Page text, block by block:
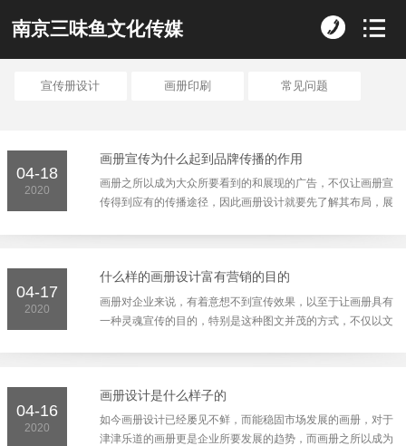
南京三味鱼文化传媒
宣传册设计 画册印刷 常见问题
04-18
2020
画册宣传为什么起到品牌传播的作用
画册之所以成为大众所要看到的和展现的广告，不仅让画册宣
传得到应有的传播途径，因此画册设计就要先了解其布局，展
04-17
2020
什么样的画册设计富有营销的目的
画册对企业来说，有着意想不到宣传效果，以至于让画册具有
一种灵魂宣传的目的，特别是这种图文并茂的方式，不仅以文
04-16
2020
画册设计是什么样子的
如今画册设计已经屡见不鲜，而能稳固市场发展的画册，对于
津津乐道的画册更是企业所要发展的趋势，而画册之所以成为